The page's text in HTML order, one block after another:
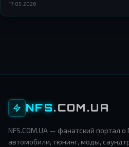
это работало лучше, чем кажется.
17.05.2026
NFS.COM.UA
NFS.COM.UA — фанатский портал
автомобили, тюнинг, моды,